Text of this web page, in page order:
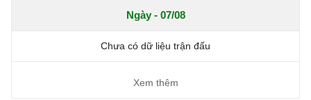
Ngày - 07/08
Chưa có dữ liệu trận đấu
Xem thêm